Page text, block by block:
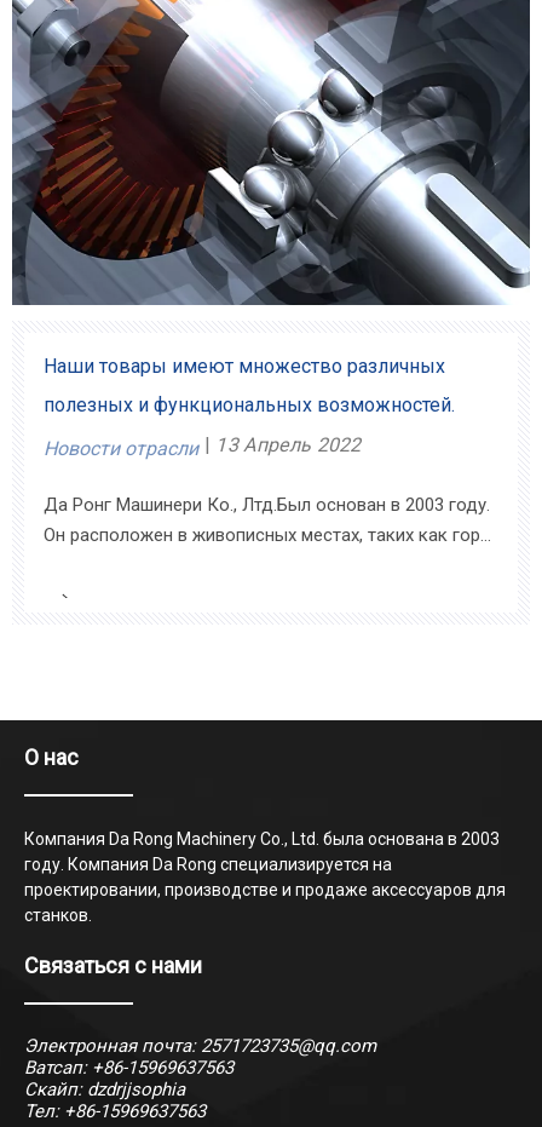
Наши товары имеют множество различных
полезных и функциональных возможностей.
Новости отрасли
13 Апрель 2022
Да Ронг Машинери Ко., Лтд.Был основан в 2003 году.
Он расположен в живописных местах, таких как гора
проектировании, производстве аксессуаров для
О нас
Компания Da Rong Machinery Co., Ltd. была основана в 2003
году. Компания Da Rong специализируется на
проектировании, производстве и продаже аксессуаров для
станков.
Связаться с нами
Электронная почта: 2571723735@qq.com
Ватсап: +86-15969637563
Скайп: dzdrjjsophia
Тел: +86-15969637563